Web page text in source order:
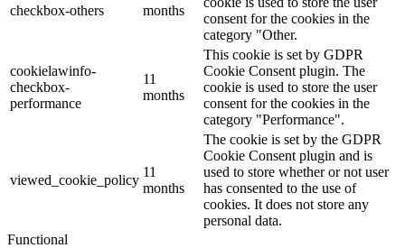
checkbox-others
months
consent for the cookies in the
category "Other.
cookielawinfo-
checkbox-
performance
11
months
This cookie is set by GDPR
Cookie Consent plugin. The
cookie is used to store the user
consent for the cookies in the
category "Performance".
viewed_cookie_policy
11
months
The cookie is set by the GDPR
Cookie Consent plugin and is
used to store whether or not user
has consented to the use of
cookies. It does not store any
personal data.
Functional